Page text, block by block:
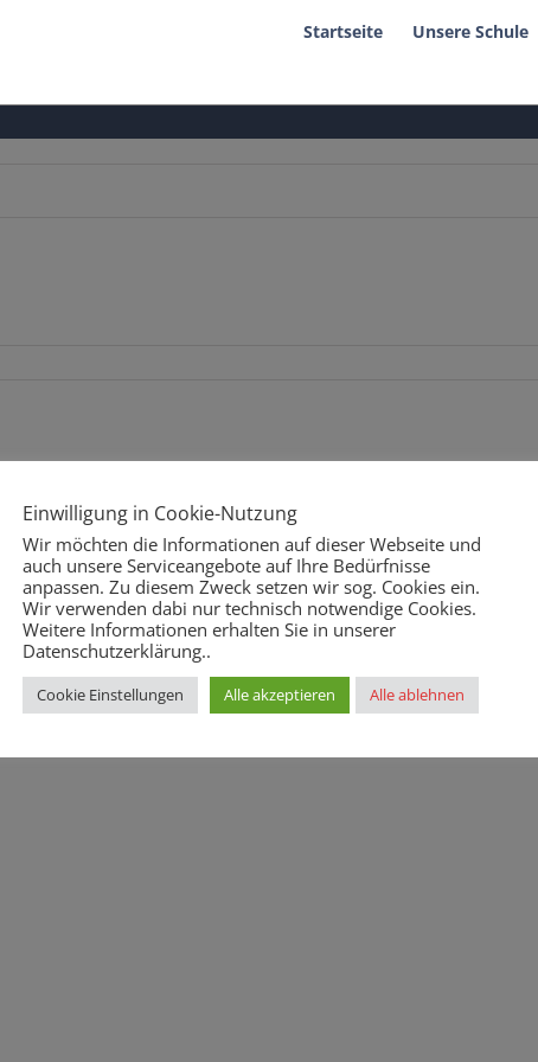
Startseite Unsere Schule
Datenschutz
65, 74653 Künzelsau | Telefon 07940/9822-0 | Fax 07940/9822-22 |
Einwilligung in Cookie-Nutzung
Wir möchten die Informationen auf dieser Webseite und
auch unsere Serviceangebote auf Ihre Bedürfnisse
anpassen. Zu diesem Zweck setzen wir sog. Cookies ein.
Wir verwenden dabi nur technisch notwendige Cookies.
Weitere Informationen erhalten Sie in unserer
Datenschutzerklärung..
Cookie Einstellungen Alle akzeptieren Alle ablehnen